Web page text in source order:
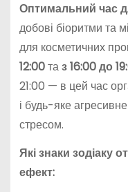
Оптимальний час
добові біоритми та
для косметичних
12:00таз 16:00 до
21:00 — в цей час
і будь-яке
стресом.
Які знаки зодіаку
ефект: